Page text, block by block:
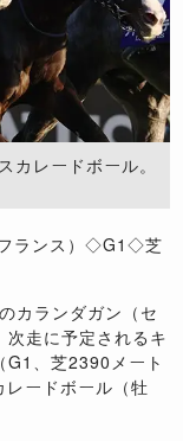
カレードボール。
ランス）◇G1◇芝
カランダガン（セ
走に予定されるキ
G1、芝2390メート
ードボール（牡